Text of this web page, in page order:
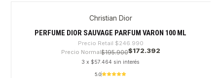
Christian Dior
PERFUME DIOR SAUVAGE PARFUM VARON 100 ML
Precio Retail $246.990
Precio Normal$195.900$172.392
3 x $57.464 sin interés
5.0